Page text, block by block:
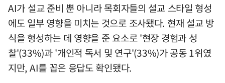
AI가 설교 준비 뿐 아니라 목회자들의 설교 스타일 형성
에도 일부 영향을 미치는 것으로 조사됐다. 현재 설교 방
식을 형성하는 데 영향을 준 요소로 '현장 경험과 성
찰'(33%)과 '개인적 독서 및 연구'(33%)가 공동 1위였
지만, AI를 꼽은 응답도 확인됐다.